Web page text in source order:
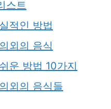
스트
적인 방법
외의 음식
운 방법 10가지
외의 음식들